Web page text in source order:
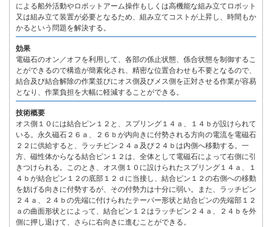
による船外活動やロボットアーム操作もしくは高機能な組み立てロボット
又は組み立て装置が必要となるため、組み立てコストが上昇し、時間もか
かるという問題を解決する。
効果
電磁石のオン／オフを利用して、各部の係止状態、係合状態を制御するこ
とができるので構造が簡素化され、精密な位置合わせも不要となるので、
結合及び結合解除の作業並びにオス側及びメス側を正対させる作業が容易
となり、作業負担を大幅に軽減することができる。
技術概要
オス側１０には結合ピン１２と、スプリング１４ａ、１４ｂが設けられて
いる。永久磁石２６ａ、２６ｂが内向きに付勢される方向の電流を電磁石
２２に供給すると、ラッチピン２４ａ及び２４ｂは内側へ移動する。一
方、磁性体からなる結合ピン１２は、全体として電磁石によって右側に引
きつけられる。このとき、オス側１０に設けられたスプリング１４ａ、１
４ｂが結合ピン１２の底部１２ｄに当接し、結合ピン１２の右側への移動
を妨げる向きに付勢するが、その付勢力は十分に弱い。また、ラッチピン
２４ａ、２４ｂの先端に付けられたテーパー形状と結合ピンの先端部１２
ａの曲面形状とによって、結合ピン１２はラッチピン２４ａ、２４ｂを外
側に押し退けて、さらに右向きに進むことができる。